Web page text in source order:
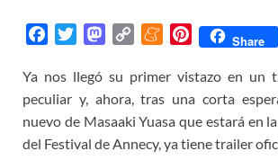
c
e
b
o
i
t
t
e
M
s
t
o
d
p
y
L
i
M
n
e
a
m
P
n
t
e
r
Share
Ya nos llegó su primer vistazo en un
peculiar y, ahora, tras una corta
nuevo de Masaaki Yuasa que estará en
del Festival de Annecy, ya tiene trailer